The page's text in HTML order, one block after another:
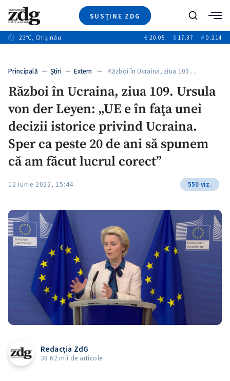
SUSȚINE ZDG
Ştiri
+13
Video
Special
Blog
Caută
23°C, Chișinău € 20.05 $ 17.37 ₽ 0.214
Principală — Ştiri — Extern — Război în Ucraina, ziua 109.…
Război în Ucraina, ziua 109. Ursula
von der Leyen: „UE e în faţa unei
decizii istorice privind Ucraina.
Sper ca peste 20 de ani să spunem
că am făcut lucrul corect”
12 iunie 2022, 15:44 550 viz.
Redacția ZdG
38.62 mii de articole